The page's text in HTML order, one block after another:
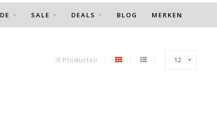
SALE DEALS BLOG MERKEN
0 Producten 12